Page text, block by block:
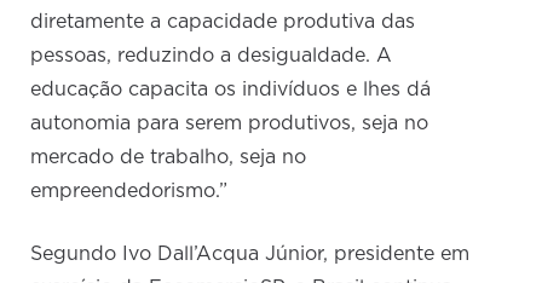
diretamente a capacidade produtiva das
pessoas, reduzindo a desigualdade. A
educação capacita os indivíduos e lhes dá
autonomia para serem produtivos, seja no
mercado de trabalho, seja no
empreendedorismo.”
Segundo Ivo Dall’Acqua Júnior, presidente em